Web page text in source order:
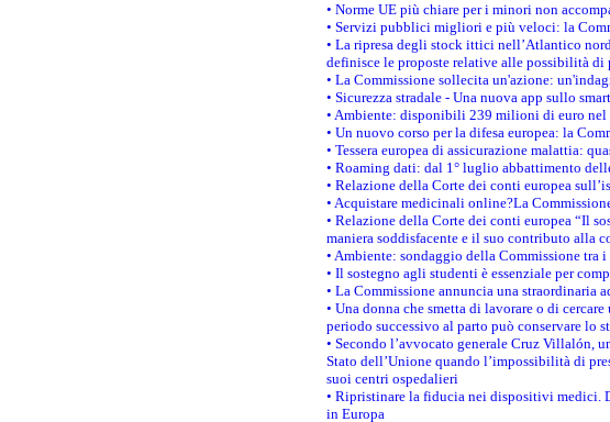
• Norme UE più chiare per i minori non
• Servizi pubblici migliori e più veloci: la
• La ripresa degli stock ittici nell’Atlantico
definisce le proposte relative alle possibilità di
• La Commissione sollecita un'azione:
• Sicurezza stradale - Una nuova app sullo
• Ambiente: disponibili 239 milioni di euro nel
• Un nuovo corso per la difesa europea: la
• Tessera europea di assicurazione malattia:
• Roaming dati: dal 1° luglio abbattimento
• Relazione della Corte dei conti europea
• Acquistare medicinali online?La
• Relazione della Corte dei conti europea “Il
maniera soddisfacente e il suo contributo alla
• Ambiente: sondaggio della Commissione
• Il sostegno agli studenti è essenziale per
• La Commissione annuncia una straordinaria
• Una donna che smetta di lavorare o di
periodo successivo al parto può conservare lo
• Secondo l’avvocato generale Cruz Villalón,
Stato dell’Unione quando l’impossibilità di
suoi centri ospedalieri
• Ripristinare la fiducia nei dispositivi medici.
in Europa